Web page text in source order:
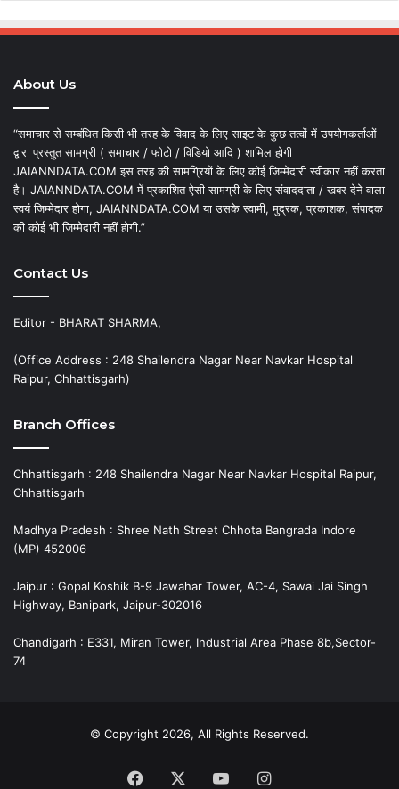
About Us
“समाचार से सम्बंधित किसी भी तरह के विवाद के लिए साइट के कुछ तत्वों में उपयोगकर्ताओं
द्वारा प्रस्तुत सामग्री ( समाचार / फोटो / विडियो आदि ) शामिल होगी
JAIANNDATA.COM इस तरह की सामग्रियों के लिए कोई जिम्मेदारी स्वीकार नहीं करता
है। JAIANNDATA.COM में प्रकाशित ऐसी सामग्री के लिए संवाददाता / खबर देने वाला
स्वयं जिम्मेदार होगा, JAIANNDATA.COM या उसके स्वामी, मुद्रक, प्रकाशक, संपादक
की कोई भी जिम्मेदारी नहीं होगी.”
Contact Us
Editor - BHARAT SHARMA,
(Office Address : 248 Shailendra Nagar Near Navkar Hospital
Raipur, Chhattisgarh)
Branch Offices
Chhattisgarh : 248 Shailendra Nagar Near Navkar Hospital Raipur,
Chhattisgarh
Madhya Pradesh : Shree Nath Street Chhota Bangrada Indore
(MP) 452006
Jaipur : Gopal Koshik B-9 Jawahar Tower, AC-4, Sawai Jai Singh
Highway, Banipark, Jaipur-302016
Chandigarh : E331, Miran Tower, Industrial Area Phase 8b,Sector-
74
© Copyright 2026, All Rights Reserved.
Facebook YouTubeInstagram